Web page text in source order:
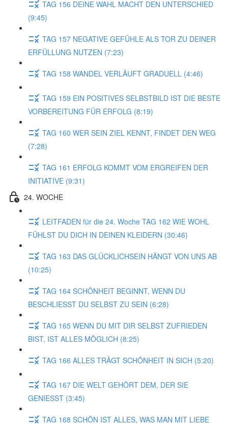
TAG 156 DEINE WAHL MACHT DEN UNTERSCHIED
(9:45)
TAG 157 NEGATIVE GEFÜHLE ALS TOR ZU DEINER
ERFÜLLUNG NUTZEN (7:23)
TAG 158 WANDEL VERLÄUFT GRADUELL (4:46)
TAG 159 EIN POSITIVES SELBSTBILD IST DIE BESTE
VORBEREITUNG FÜR ERFOLG (8:19)
TAG 160 WER SEIN ZIEL KENNT, FINDET DEN WEG
(7:28)
TAG 161 ERFOLG KOMMT VOM ERGREIFEN DER
INITIATIVE (9:31)
24. WOCHE
LEITFADEN für die 24. Woche TAG 162 WIE WOHL
FÜHLST DU DICH IN DEINEN KLEIDERN (30:46)
TAG 163 DAS GLÜCKLICHSEIN HÄNGT VON UNS AB
(10:25)
TAG 164 SCHÖNHEIT BEGINNT, WENN DU
BESCHLIESST DU SELBST ZU SEIN (6:28)
TAG 165 WENN DU MIT DIR SELBST ZUFRIEDEN
BIST, IST ALLES MÖGLICH (8:25)
TAG 166 ALLES TRÄGT SCHÖNHEIT IN SICH (5:20)
TAG 167 DIE WELT GEHÖRT DEM, DER SIE
GENIESST (3:45)
TAG 168 SCHÖN IST ALLES, WAS MAN MIT LIEBE